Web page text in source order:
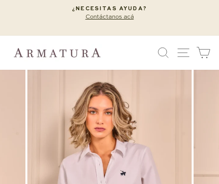
contenido
diapositivas
¿NECESITAS AYUDA?
Contáctanos acá
BUSCAR